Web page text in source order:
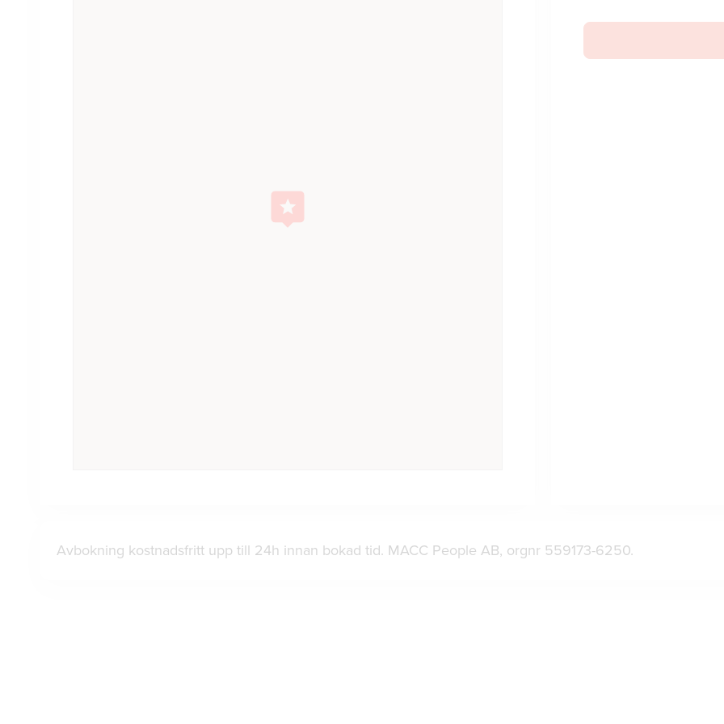
Avbokning kostnadsfritt upp till 24h innan bokad tid. MACC People AB, orgnr 559173-6250.